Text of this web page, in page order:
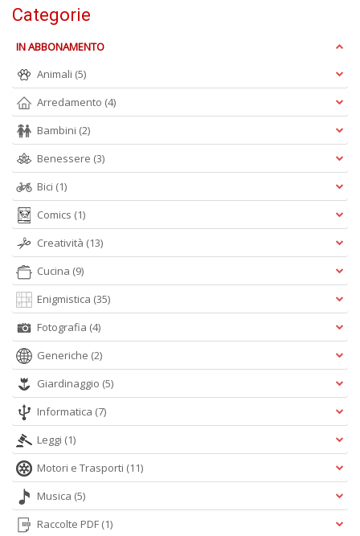
Categorie
IN ABBONAMENTO
Animali (5)
Arredamento (4)
Bambini (2)
Benessere (3)
Bici (1)
Comics (1)
Creatività (13)
Cucina (9)
Enigmistica (35)
Fotografia (4)
Generiche (2)
Giardinaggio (5)
Informatica (7)
Leggi (1)
Motori e Trasporti (11)
Musica (5)
Raccolte PDF (1)